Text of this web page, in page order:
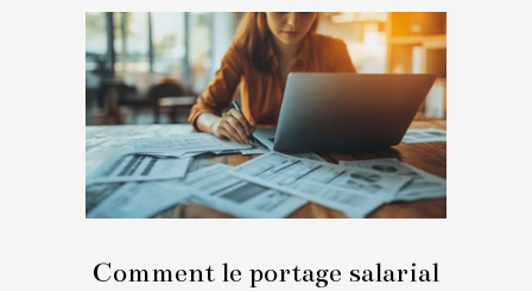
Comment le portage salarial